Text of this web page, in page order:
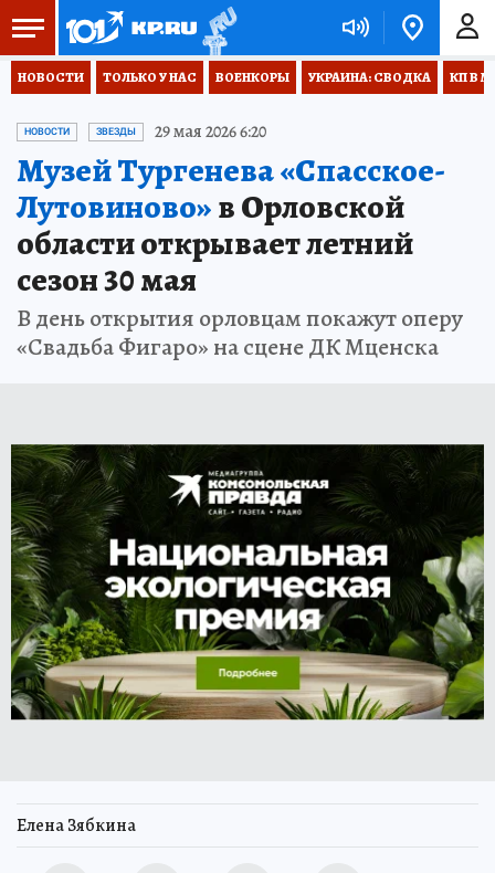
НОВОСТИ ТОЛЬКО У НАС ВОЕНКОРЫ УКРАИНА: СВОДКА КП В
НОВОСТИ ЗВЕЗДЫ 29 мая 2026 6:20
Музей Тургенева «Спасское-
Лутовиново»в Орловской
области открывает летний
сезон 30 мая
В день открытия орловцам покажут оперу
«Свадьба Фигаро» на сцене ДК Мценска
Елена Зябкина